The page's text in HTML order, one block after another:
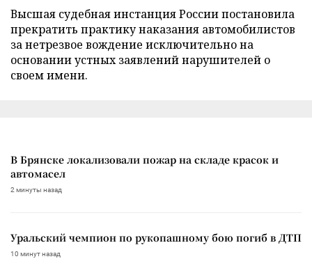
Высшая судебная инстанция России постановила
прекратить практику наказания автомобилистов
за нетрезвое вождение исключительно на
основании устных заявлений нарушителей о
своем имени.
В Брянске локализовали пожар на складе красок и
автомасел
2 минуты назад
Уральский чемпион по рукопашному бою погиб в ДТП
10 минут назад